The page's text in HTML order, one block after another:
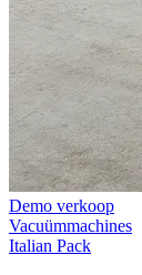
Demo verkoop
Vacuümmachines
Italian Pack